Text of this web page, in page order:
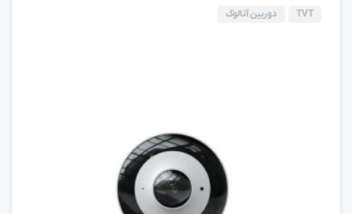
TVT دوربین آنالوگ